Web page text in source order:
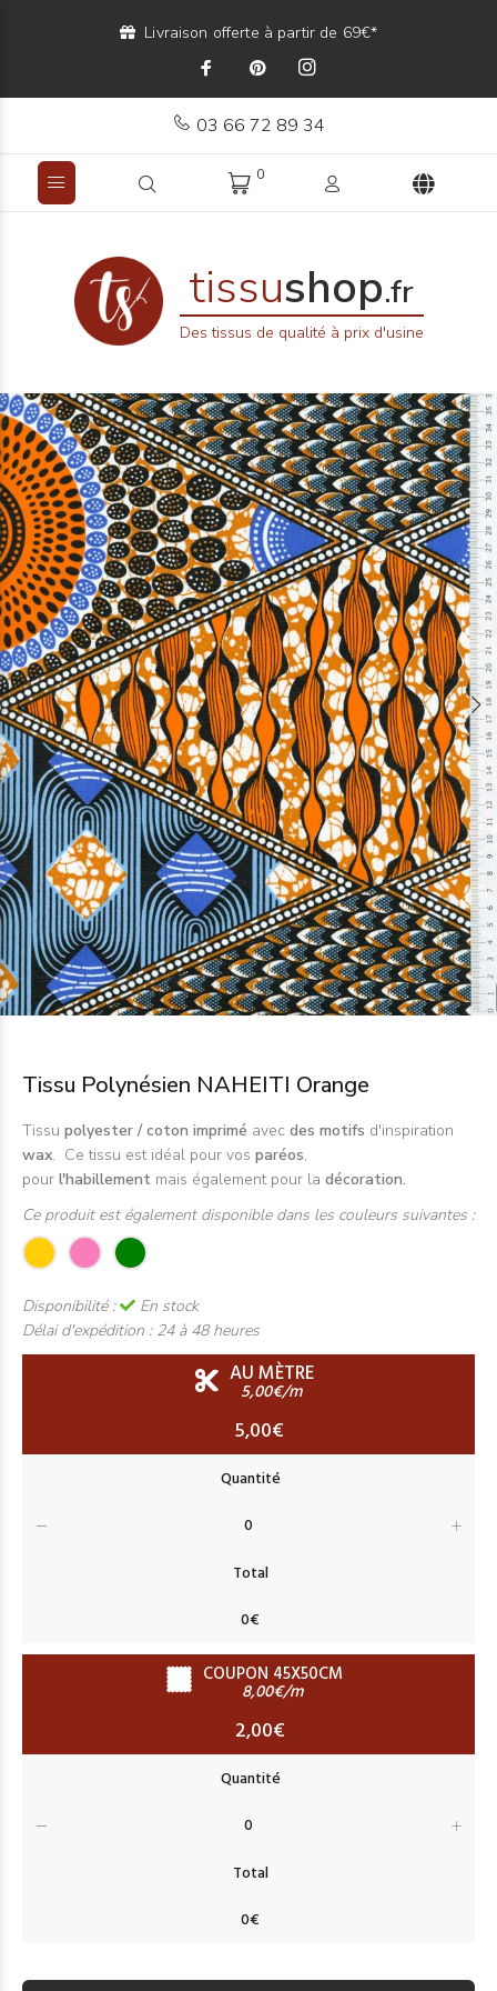
Livraison offerte à partir de 69€*
03 66 72 89 34
0
tissushop.fr
Des tissus de qualité à prix d'usine
Tissu Polynésien NAHEITI Orange
Tissu polyester / coton imprimé avec des motifs d'inspiration
wax. Ce tissu est idéal pour vos paréos,
pour l'habillement mais également pour la décoration.
Ce produit est également disponible dans les couleurs suivantes :
Disponibilité :
En stock
Délai d'expédition : 24 à 48 heures
AU MÈTRE
5,00€/m
5,00€
COUPON 45X50CM
8,00€/m
2,00€